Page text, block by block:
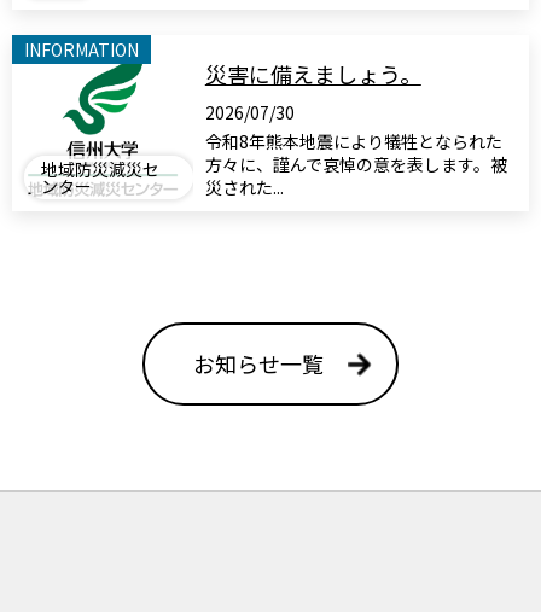
地域防災減災セ
ンター
INFORMATION
災害に備えましょう。
2026/07/30
令和8年熊本地震により犠牲となられた
方々に、謹んで哀悼の意を表します。被
災された...
お知らせ一覧